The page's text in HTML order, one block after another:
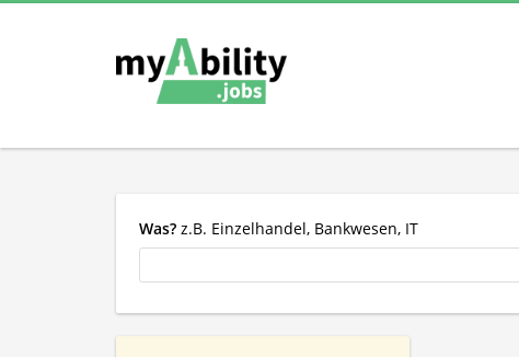
Was? z.B. Einzelhandel, Bankwesen, IT